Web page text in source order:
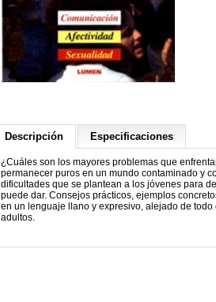
Descripción Especificaciones
¿Cuáles son los mayores problemas que
permanecer puros en un mundo contaminado y
dificultades que se plantean a los jóvenes para
puede dar. Consejos prácticos, ejemplos
en un lenguaje llano y expresivo, alejado de
adultos.